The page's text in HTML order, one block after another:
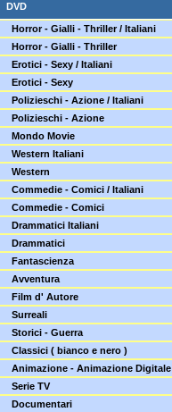
DVD
Horror - Gialli - Thriller / Italiani
Horror - Gialli - Thriller
Erotici - Sexy / Italiani
Erotici - Sexy
Polizieschi - Azione / Italiani
Polizieschi - Azione
Mondo Movie
Western Italiani
Western
Commedie - Comici / Italiani
Commedie - Comici
Drammatici Italiani
Drammatici
Fantascienza
Avventura
Film d' Autore
Surreali
Storici - Guerra
Classici ( bianco e nero )
Animazione - Animazione Digitale
Serie TV
Documentari